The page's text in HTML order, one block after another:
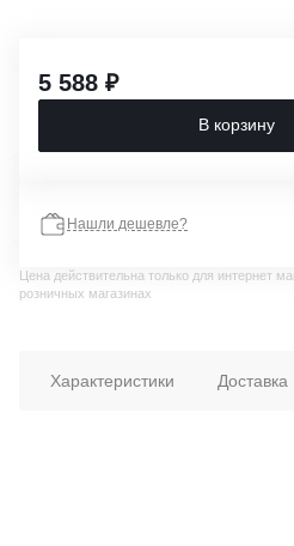
5 588 ₽
В корзину
Нашли дешевле?
Цена действительна только для интернет
розничных магазинах
Характеристики Доставка